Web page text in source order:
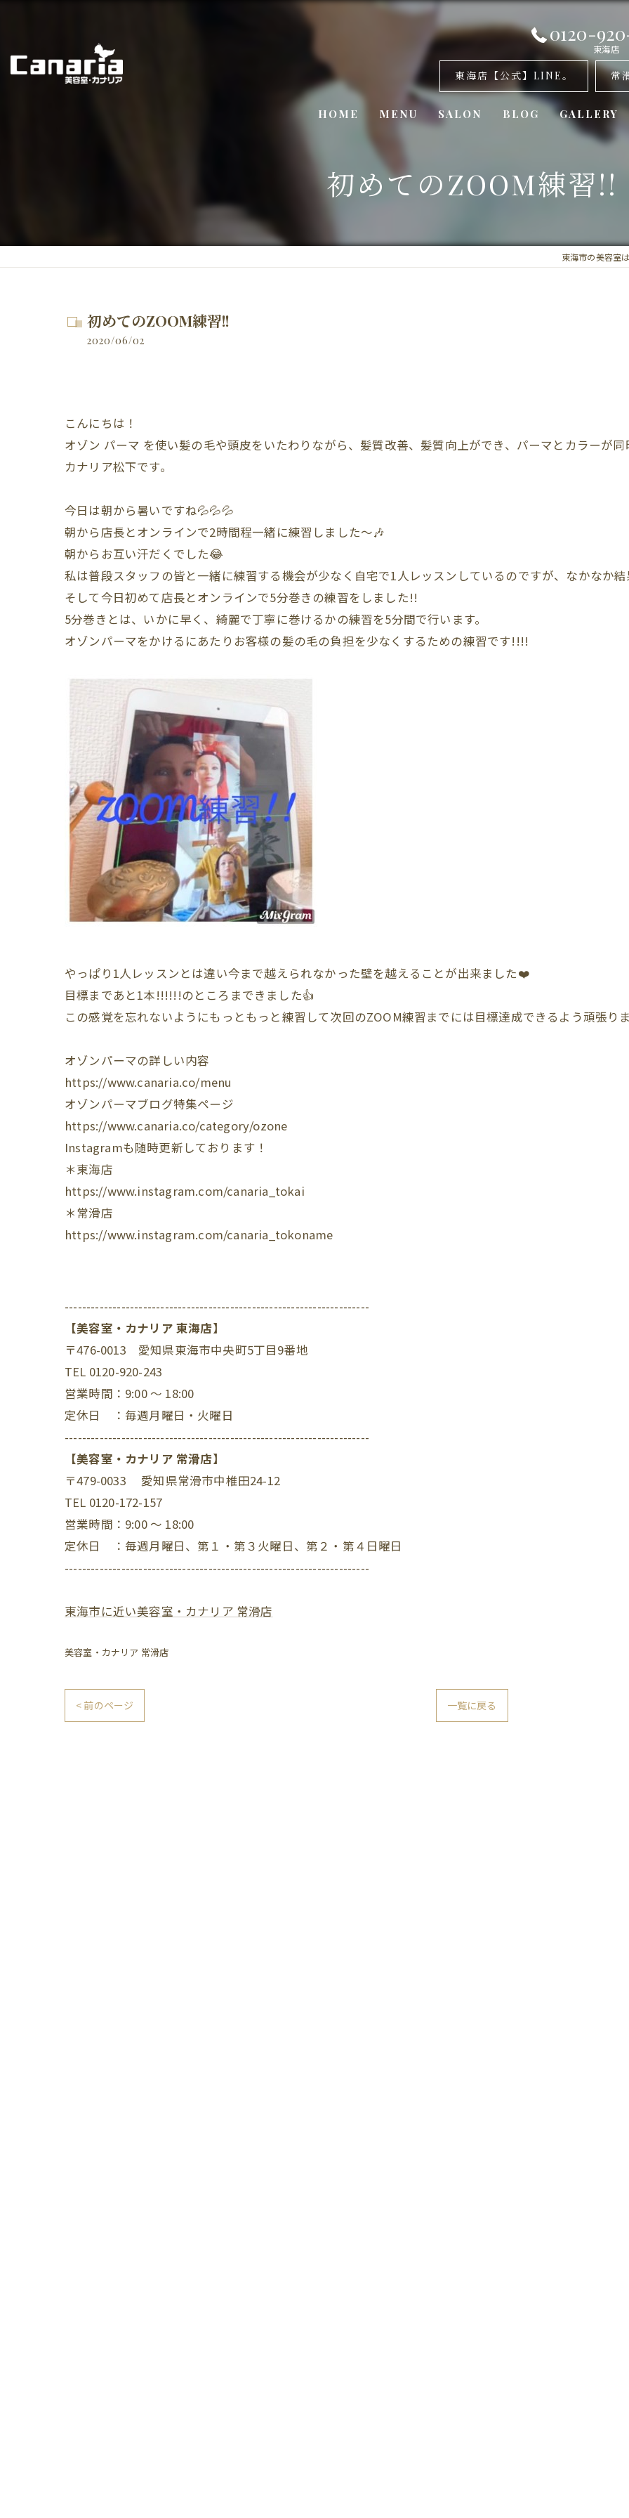
0120-
東海店
東海店【公式】LINE。 常
HOME MENU SALON
美容室・カナリア 常滑店
BLOG GALLERY
初めてのZOOM練習!!
東海市の美容室
初めてのZOOM練習!!
2020/06/02
こんにちは！
オゾン パーマ を使い髪の毛や頭皮をいたわりながら、髪質改善、髪質向上ができ、パーマとカラーが
カナリア松下です。
今日は朝から暑いですね💦💦💦
朝から店長とオンラインで2時間程一緒に練習しました～🎶
朝からお互い汗だくでした😂
私は普段スタッフの皆と一緒に練習する機会が少なく自宅で1人レッスンしているのですが、なかなか
そして今日初めて店長とオンラインで5分巻きの練習をしました!!
5分巻きとは、いかに早く、綺麗で丁寧に巻けるかの練習を5分間で行います。
オゾンパーマをかけるにあたりお客様の髪の毛の負担を少なくするための練習です!!!!
やっぱり1人レッスンとは違い今まで越えられなかった壁を越えることが出来ました❤️
目標まであと1本!!!!!!のところまできました👍
この感覚を忘れないようにもっともっと練習して次回のZOOM練習までには目標達成できるよう頑張り
オゾンパーマの詳しい内容
https://www.canaria.co/menu
オゾンパーマブログ特集ページ
https://www.canaria.co/category/ozone
Instagramも随時更新しております！
＊東海店
https://www.instagram.com/canaria_tokai
＊常滑店
https://www.instagram.com/canaria_tokoname
----------------------------------------------------------------------
【美容室・カナリア 東海店】
〒476-0013 愛知県東海市中央町5丁目9番地
TEL 0120-920-243
営業時間：9:00 ～ 18:00
定休日 ：毎週月曜日・火曜日
----------------------------------------------------------------------
【美容室・カナリア 常滑店】
〒479-0033 愛知県常滑市中椎田24-12
TEL 0120-172-157
営業時間：9:00 ～ 18:00
定休日 ：毎週月曜日、第１・第３火曜日、第２・第４日曜日
----------------------------------------------------------------------
東海市に近い美容室・カナリア 常滑店
美容室・カナリア 常滑店
< 前のページ 一覧に戻る